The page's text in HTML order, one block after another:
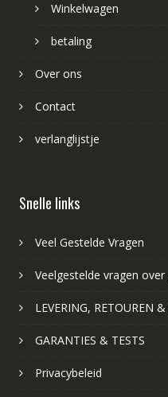
Winkelwagen
betaling
Over ons
Contact
verlanglijstje
Snelle links
Veel Gestelde Vragen
Veelgestelde vragen
LEVERING, RETOUREN
GARANTIES & TESTS
Privacybeleid